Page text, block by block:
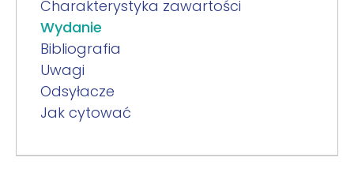
Charakterystyka zawartości
Wydanie
Bibliografia
Uwagi
Odsyłacze
Jak cytować